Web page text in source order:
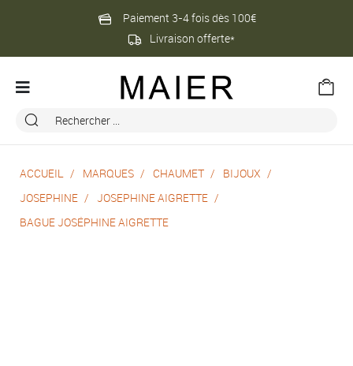
Paiement 3-4 fois dès 100€
Livraison offerte*
ACCUEIL MARQUES CHAUMET
BIJOUX
JOSEPHINE
JOSEPHINE AIGRETTE
BAGUE JOSÉPHINE AIGRETTE